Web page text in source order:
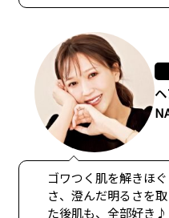
ゴワつく肌を解きほ
さ、澄んだ明るさを
た後肌も、全部好き♪